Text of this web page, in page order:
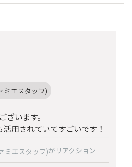
ミエスタッフ)
ざいます。
用されていてすごいです！
ミエスタッフ)がリアクション